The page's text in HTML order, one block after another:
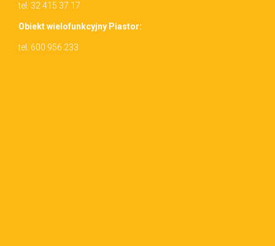
tel. 32 415 37 17
Obiekt wielo­funkcyjny Piastor:
tel. 600 956 233